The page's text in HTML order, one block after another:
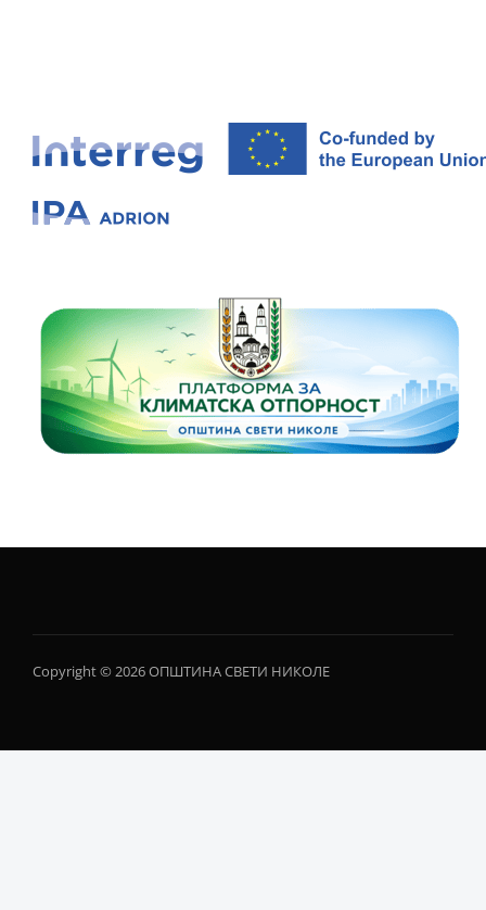
Copyright © 2026 ОПШТИНА СВЕТИ НИКОЛЕ